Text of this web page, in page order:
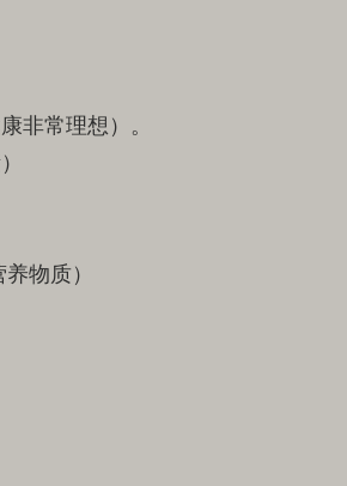
非常理想）。
物质）